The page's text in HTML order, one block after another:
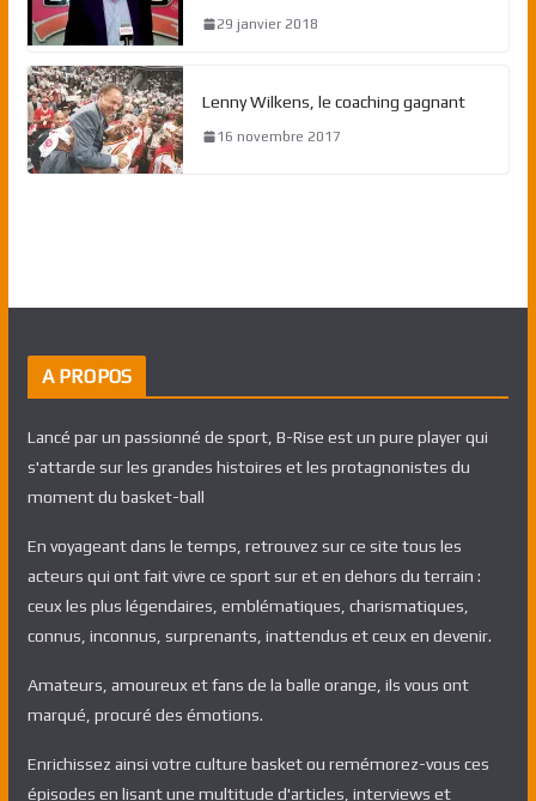
29 janvier 2018
Lenny Wilkens, le coaching gagnant
16 novembre 2017
A PROPOS
Lancé par un passionné de sport, B-Rise est un pure player qui
s'attarde sur les grandes histoires et les protagnonistes du
moment du basket-ball
En voyageant dans le temps, retrouvez sur ce site tous les
acteurs qui ont fait vivre ce sport sur et en dehors du terrain :
ceux les plus légendaires, emblématiques, charismatiques,
connus, inconnus, surprenants, inattendus et ceux en devenir.
Amateurs, amoureux et fans de la balle orange, ils vous ont
marqué, procuré des émotions.
Enrichissez ainsi votre culture basket ou remémorez-vous ces
épisodes en lisant une multitude d'articles, interviews et